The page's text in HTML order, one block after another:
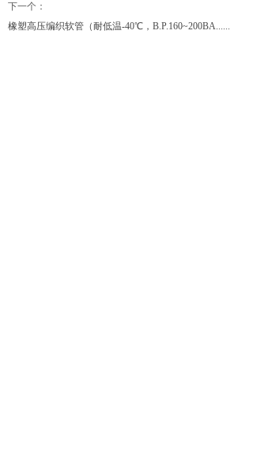
下一个：
橡塑高压编织软管（耐低温-40℃，B.P.160~200BA......